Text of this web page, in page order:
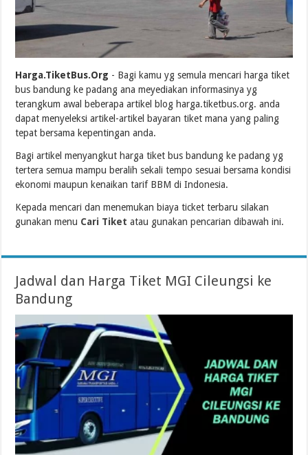
Harga.TiketBus.Org - Bagi kamu yg semula mencari harga tiket
bus bandung ke padang ana meyediakan informasinya yg
terangkum awal beberapa artikel blog harga.tiketbus.org. anda
dapat menyeleksi artikel-artikel bayaran tiket mana yang paling
tepat bersama kepentingan anda.
Bagi artikel menyangkut harga tiket bus bandung ke padang yg
tertera semua mampu beralih sekali tempo sesuai bersama kondisi
ekonomi maupun kenaikan tarif BBM di Indonesia.
Kepada mencari dan menemukan biaya ticket terbaru silakan
gunakan menu Cari Tiket atau gunakan pencarian dibawah ini.
Jadwal dan Harga Tiket MGI Cileungsi ke
Bandung